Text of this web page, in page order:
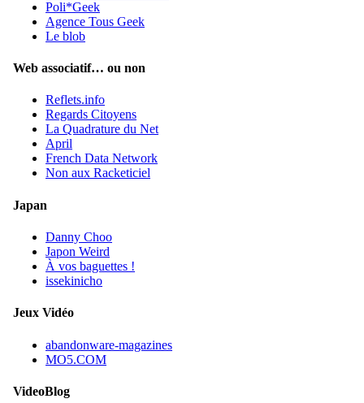
Poli*Geek
Agence Tous Geek
Le blob
Web associatif… ou non
Reflets.info
Regards Citoyens
La Quadrature du Net
April
French Data Network
Non aux Racketiciel
Japan
Danny Choo
Japon Weird
À vos baguettes !
issekinicho
Jeux Vidéo
abandonware-magazines
MO5.COM
VideoBlog